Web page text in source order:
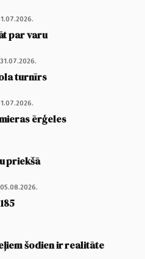
par varu
31.07.2026.
turnīrs
ērģeles
priekšā
05.08.2026.
šodien ir realitāte